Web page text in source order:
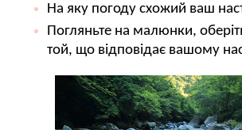
На яку погоду схожий ваш
Погляньте на малюнки,
той, що відповідає вашому